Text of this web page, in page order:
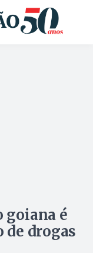
goiana é
drogas